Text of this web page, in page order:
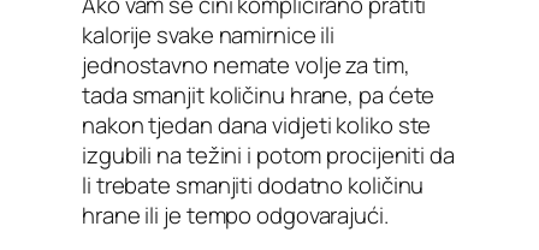
kalorije svake namirnice ili
jednostavno nemate volje za tim,
tada smanjit količinu hrane, pa ćete
nakon tjedan dana vidjeti koliko ste
izgubili na težini i potom procijeniti da
li trebate smanjiti dodatno količinu
hrane ili je tempo odgovarajući.